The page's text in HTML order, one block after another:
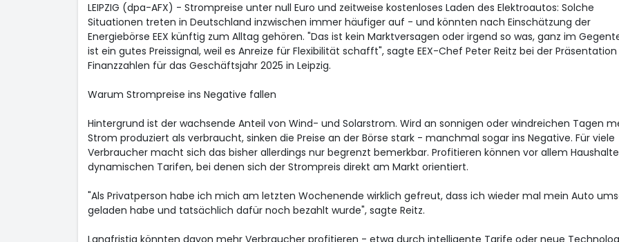
LEIPZIG (dpa-AFX) - Strompreise unter null Euro und zeitweise kostenloses Laden des Elektroautos: Solche
Situationen treten in Deutschland inzwischen immer häufiger auf - und könnten nach Einschätzung der
Energiebörse EEX künftig zum Alltag gehören. "Das ist kein Marktversagen oder irgend so was, ganz im
ist ein gutes Preissignal, weil es Anreize für Flexibilität schafft", sagte EEX-Chef Peter Reitz bei der
Finanzzahlen für das Geschäftsjahr 2025 in Leipzig.
Warum Strompreise ins Negative fallen
Hintergrund ist der wachsende Anteil von Wind- und Solarstrom. Wird an sonnigen oder windreichen Tagen
Strom produziert als verbraucht, sinken die Preise an der Börse stark - manchmal sogar ins Negative. Für viele
Verbraucher macht sich das bisher allerdings nur begrenzt bemerkbar. Profitieren können vor allem
dynamischen Tarifen, bei denen sich der Strompreis direkt am Markt orientiert.
"Als Privatperson habe ich mich am letzten Wochenende wirklich gefreut, dass ich wieder mal mein Auto
geladen habe und tatsächlich dafür noch bezahlt wurde", sagte Reitz.
Langfristig könnten davon mehr Verbraucher profitieren - etwa durch intelligente Tarife oder neue